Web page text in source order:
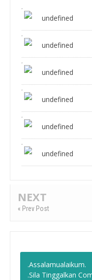
undefined
undefined
undefined
undefined
undefined
undefined
NEXT
« Prev Post
.Assalamualaikum.
.Sila Tinggalkan